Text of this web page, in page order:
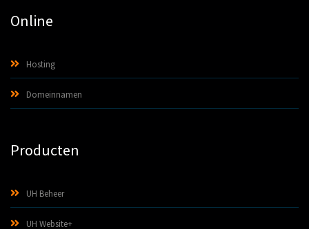
Online
Hosting
Domeinnamen
Producten
UH Beheer
UH Website+